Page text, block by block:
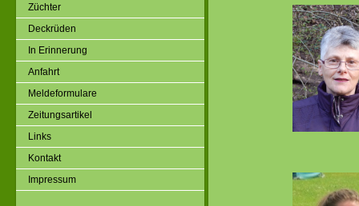
Züchter
Deckrüden
In Erinnerung
Anfahrt
Meldeformulare
Zeitungsartikel
Links
Kontakt
Impressum